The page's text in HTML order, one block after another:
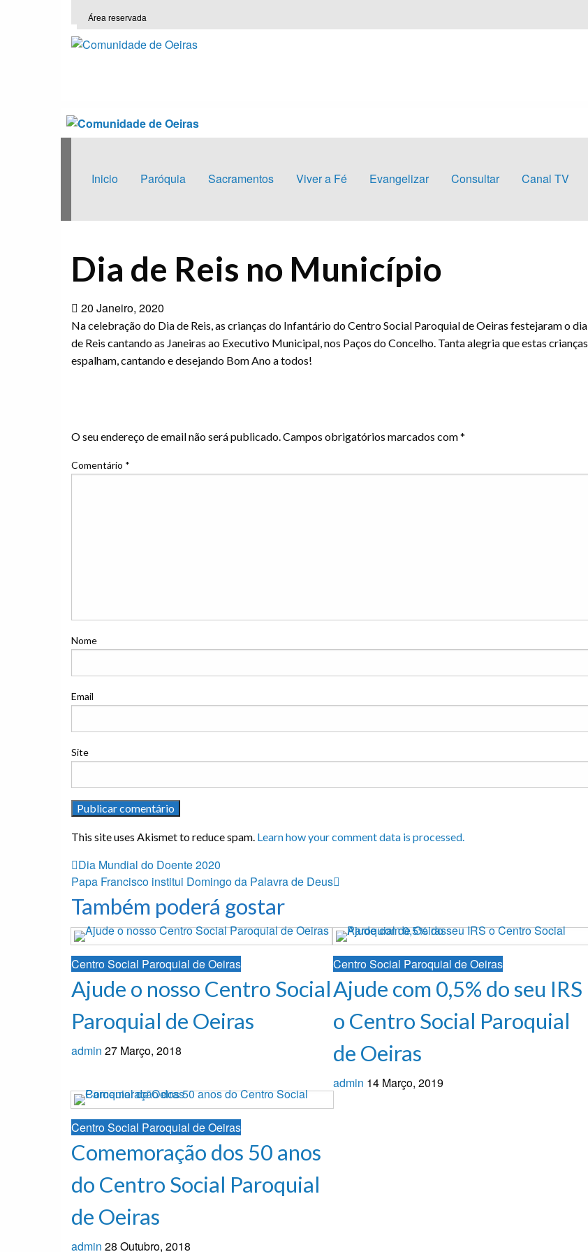
Área reservada
Inicio Paróquia Sacramentos Viver a Fé Evangelizar Consultar Canal TV
Dia de Reis no Município
20 Janeiro, 2020
Na celebração do Dia de Reis, as crianças do Infantário do Centro Social Paroquial de Oeiras festejaram o dia
de Reis cantando as Janeiras ao Executivo Municipal, nos Paços do Concelho. Tanta alegria que estas crianças
espalham, cantando e desejando Bom Ano a todos!
O seu endereço de email não será publicado.Campos obrigatórios marcados com*
Comentário *
Nome
Email
Site
This site uses Akismet to reduce spam. Learn how your comment data is processed.
Navegação
de
artigos
Previous
Post
Dia Mundial do Doente 2020
Next
Post
Papa Francisco institui Domingo da Palavra de Deus
Também poderá gostar
Centro Social Paroquial de Oeiras
Ajude o nosso Centro Social
Paroquial de Oeiras
admin 27 Março, 2018
Centro Social Paroquial de Oeiras
Ajude com 0,5% do seu IRS
o Centro Social Paroquial
de Oeiras
admin 14 Março, 2019
Centro Social Paroquial de Oeiras
Comemoração dos 50 anos
do Centro Social Paroquial
de Oeiras
admin 28 Outubro, 2018